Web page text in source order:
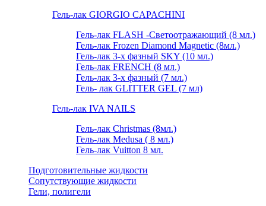
Гель-лак GIORGIO CAPACHINI
Гель-лак FLASH -Cветоотражающий (8 мл.)
Гель-лак Frozen Diamond Magnetic (8мл.)
Гель-лак 3-х фазный SKY (10 мл.)
Гель-лак FRENCH (8 мл.)
Гель-лак 3-х фазный (7 мл.)
Гель- лак GLITTER GEL (7 мл)
Гель-лак IVA NAILS
Гель-лак Christmas (8мл.)
Гель-лак Medusa ( 8 мл.)
Гель-лак Vuitton 8 мл.
Подготовительные жидкости
Сопутствующие жидкости
Гели, полигели